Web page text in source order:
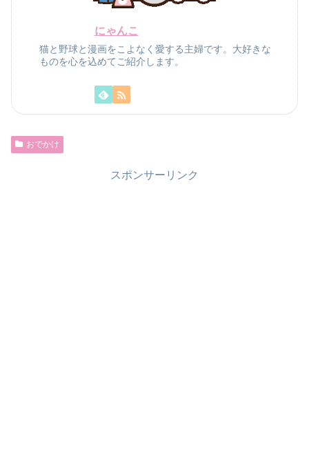
にゃんこ
猫と野球と漫画をこよなく愛する主婦です。大好きな
ものを心を込めてご紹介します。
おでかけ
スポンサーリンク